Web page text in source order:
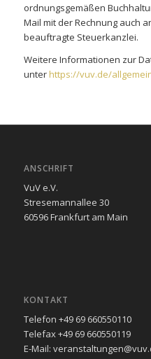
ordnungsgemäßen
Mail mit der Rechnung auch
beauftragte Steuerkanzlei.
Weitere Informationen zur
unterhttps://vuv.de/
ANSCHRIFT
VuV e.V.
Stresemannallee 30
60596 Frankfurt am Main
KONTAKT
Telefon +49 69 660550110
Telefax +49 69 660550119
E-Mail: